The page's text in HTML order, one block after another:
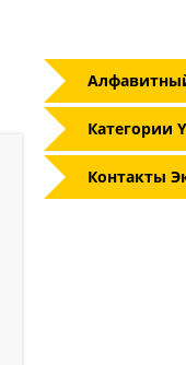
Категории
Контакты